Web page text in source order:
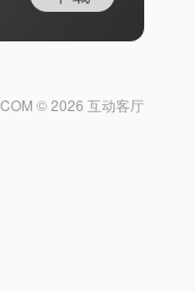
©2026 互动客厅